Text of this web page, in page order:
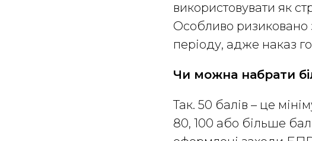
використовувати як
Особливо ризиковано
періоду, адже наказ
Чи можна набрати
Так. 50 балів – це
80, 100 або більше